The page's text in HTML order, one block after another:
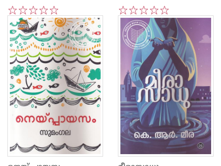
5
4
3
2 5
4
3
2
1